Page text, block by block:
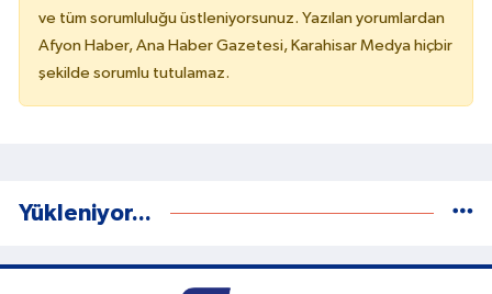
ve tüm sorumluluğu üstleniyorsunuz. Yazılan yorumlardan
Afyon Haber, Ana Haber Gazetesi, Karahisar Medya hiçbir
şekilde sorumlu tutulamaz.
Yükleniyor...